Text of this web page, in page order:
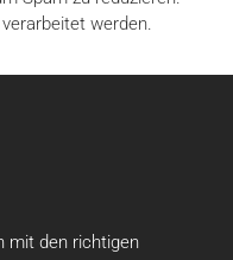
werden.
mit den richtigen